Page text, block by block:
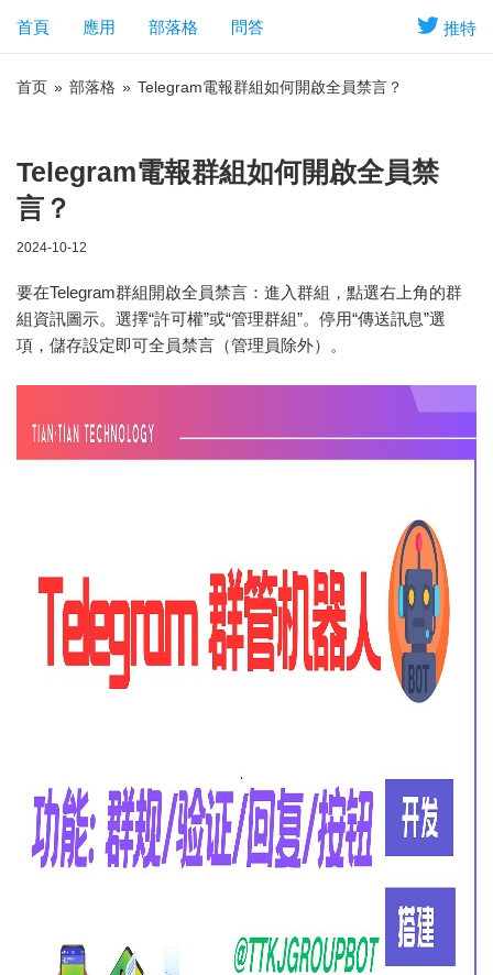
推特
首頁 應用 部落格 問答
首页 » 部落格 » Telegram電報群組如何開啟全員禁言？
Telegram電報群組如何開啟全員禁
言？
2024-10-12
要在Telegram群組開啟全員禁言：進入群組，點選右上角的群
組資訊圖示。選擇“許可權”或“管理群組”。停用“傳送訊息”選
項，儲存設定即可全員禁言（管理員除外）。